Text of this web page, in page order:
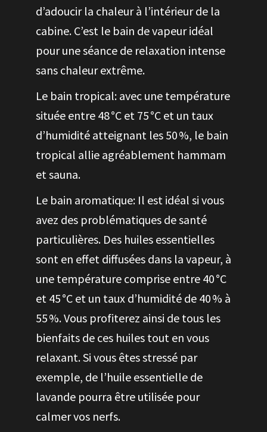
d’adoucir la chaleur à l’intérieur de la
cabine. C’est le bain de vapeur idéal
pour une séance de relaxation intense
sans chaleur extrême.
Le bain tropical: avec une température
située entre 48 °C et 75 °C et un taux
d’humidité atteignant les 50 %, le bain
tropical allie agréablement hammam
et sauna.
Le bain aromatique: Il est idéal si vous
avez des problématiques de santé
particulières. Des huiles essentielles
sont en effet diffusées dans la vapeur, à
une température comprise entre 40 °C
et 45 °C et un taux d’humidité de 40 % à
55 %. Vous profiterez ainsi de tous les
bienfaits de ces huiles tout en vous
relaxant. Si vous êtes stressé par
exemple, de l’huile essentielle de
lavande pourra être utilisée pour
calmer vos nerfs.